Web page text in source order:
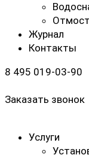
Журнал
Контакты
8 495 019-03-90
Заказать звонок
Услуги